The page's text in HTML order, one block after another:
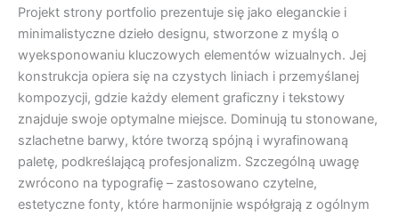
Projekt strony portfolio prezentuje się jako eleganckie i
minimalistyczne dzieło designu, stworzone z myślą o
wyeksponowaniu kluczowych elementów wizualnych. Jej
konstrukcja opiera się na czystych liniach i przemyślanej
kompozycji, gdzie każdy element graficzny i tekstowy
znajduje swoje optymalne miejsce. Dominują tu stonowane,
szlachetne barwy, które tworzą spójną i wyrafinowaną
paletę, podkreślającą profesjonalizm. Szczególną uwagę
zwrócono na typografię – zastosowano czytelne,
estetyczne fonty, które harmonijnie współgrają z ogólnym